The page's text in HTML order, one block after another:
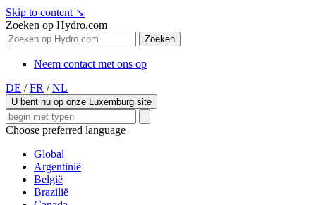
Skip to content ↘
Zoeken op Hydro.com
Zoeken
Neem contact met ons op
DE / FR / NL
U bent nu op onze Luxemburg site
Choose preferred language
Global
Argentinië
België
Brazilië